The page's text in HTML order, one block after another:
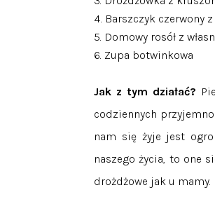
Barszczyk czerwony
Domowy rosół z
Zupa botwinkowa
Jak z tym działać?
codziennych
nam się żyje jest
naszego życia, to one
drożdżowe jak u mamy.